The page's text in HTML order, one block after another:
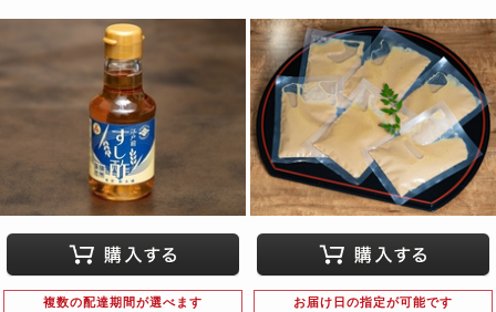
複数の配達期間が選べます お届け日の指定が可能です